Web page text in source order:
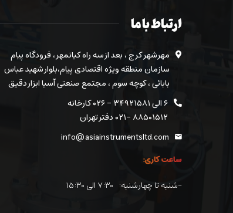
ارتباط با ما
مهرشهر کرج ، بعد از سه راه کیانمهر ، فرودگاه پیام
سازمان منطقه ویژه اقتصادی پیام،بلوار شهید عباس
بابائی ، کوچه سوم ، مجتمع صنعتی آسیا ابزار دقیق
۶ الی ۳۴۹۲۱۵۸۱ - ۰۲۶ کارخانه
۸۸۵۰۱۵۱۲ -۰۲۱ دفتر تهران
info@asiainstrumentsltd.com
ساعت کاری:
-شنبه تا چهارشنبه: ۷:۳۰ الی ۱۵:۳۰